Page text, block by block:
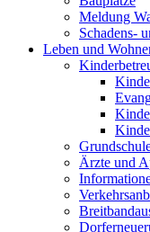
Meldung
Schadens-
Leben und
Ärzte und